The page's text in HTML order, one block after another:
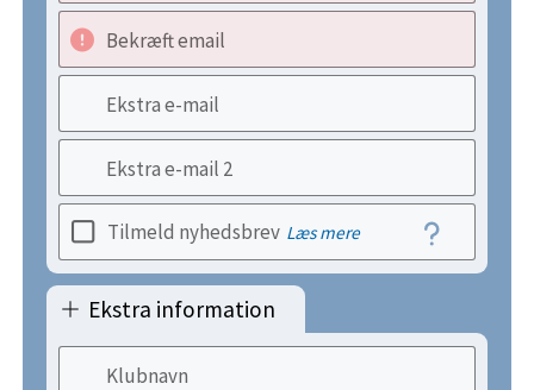
Bekræft email
Ekstra e-mail
Ekstra e-mail 2
Tilmeld nyhedsbrev Læs mere
Ekstra information
Klubnavn